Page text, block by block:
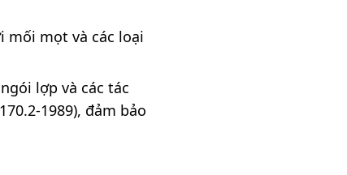
mối mọt và các loại
lợp và các tác
1989), đảm bảo